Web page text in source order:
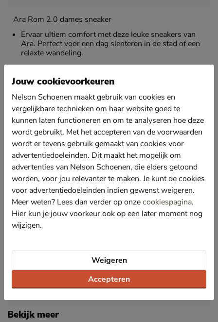
Ara Rom 2.0 dames sneaker
Ervaar ultiem comfort met deze leuke sneakers van
Ara. Perfect voor een dag slenteren in de stad of een
relaxte wandeling.
Uitgevoerd in soepel leer met stijlvolle metallic en
suède afwerkingen. Dankzij het soepele leer vormt de
schoen zich snel om de voet en creëert zo de perfecte
pasvorm.
Gevoerd met super zacht badstof van bamboevezels.
Dit materiaal in huidvriendelijk, zorgt voor een goede
doorademing van de schoen en bevorderd het
voetklimaat door de goede vochtregulatie.
Bevat het HighSoft-voetbed van Ara. Dit voetbed
biedt ultieme demping en steun onder de boog van de
voet en middenvoetsbeentjes. Bovendien is het
voetbed uitneembaar en kunnen eigen steunzolen ook
gebruikt worden.
Afgewerkt met een gripvast loopzool van rubber.
Door de flexibele zool wikkelt de voet makkelijk af.
Deze sneaker is uitgebracht in een G-leest die
Specificaties
Bekijk meer
Jouw cookievoorkeuren
Nelson Schoenen maakt gebruik van cookies en
vergelijkbare technieken om haar website goed te
kunnen laten functioneren en om te analyseren hoe deze
wordt gebruikt. Met het accepteren van de voorwaarden
wordt er tevens gebruik gemaakt van cookies voor
advertentiedoeleinden. Dit maakt het mogelijk om
advertenties van Nelson Schoenen, die elders getoond
worden, voor jou relevanter te maken. Je kunt de cookies
voor advertentiedoeleinden indien gewenst weigeren.
Meer weten? Lees dan verder op onzecookiespagina.
Hier kun je jouw voorkeur ook op een later moment nog
wijzigen.
Accepteren
Weigeren